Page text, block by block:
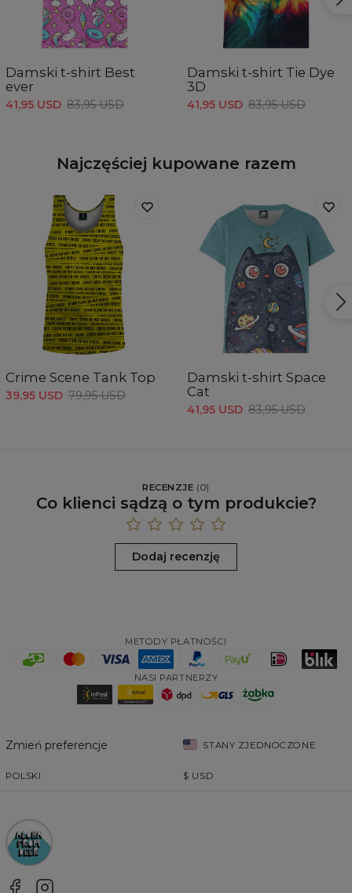
Damski t-shirt Best
ever
41,95 USD 83,95 USD
Damski t-shirt Tie Dye
3D
41,95 USD 83,95 USD
Najczęściej kupowane razem
Crime Scene Tank Top
39,95 USD 79,95 USD
Damski t-shirt Space
Cat
41,95 USD 83,95 USD
RECENZJE (0)
Co klienci sądzą o tym produkcie?
Dodaj recenzję
METODY PŁATNOŚCI
NASI PARTNERZY
Zmień preferencje STANY ZJEDNOCZONE
POLSKI $ USD